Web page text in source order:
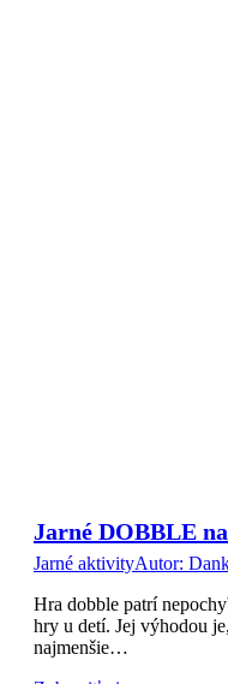
Jarné DOBBLE
Jarné aktivityAutor:
Hra dobble patrí
hry u detí. Jej výhodou
najmenšie…